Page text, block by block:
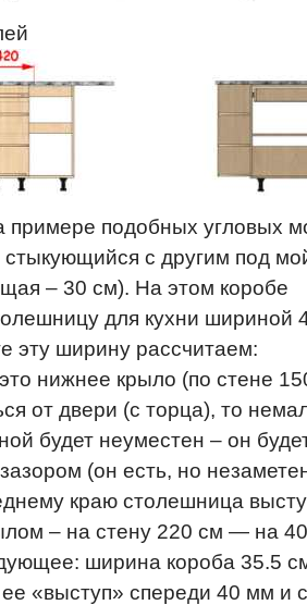
примере подобных угловых
с другим под
– 30 см). На этом коробе
для кухни шириной
эту ширину рассчитаем:
нижнее крыло (по стене
от двери (с торца), то
будет неуместен – он
(он есть, но
краю столешница
– на стену 220 см — на
ширина короба 35.5
«выступ» спереди 40 мм и